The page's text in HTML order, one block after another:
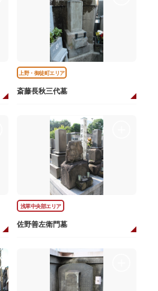
上野・御徒町エリア
斎藤長秋三代墓
浅草中央部エリア
佐野善左衛門墓